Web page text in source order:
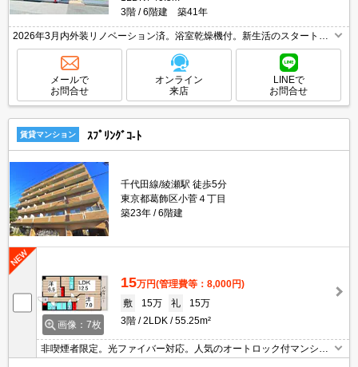
3階
6階建 築41年
2026年3月内外装リノベーション済。浴室乾燥機付。新生活のスタートは
ここから。追い焚き機能付きバス。TVインターホン付き。クローゼット
付。保証委託料（賃料総額に対し、初回額50％、月額2％）。
メールで
お問合せ
オンライン
来店
LINEで
お問合せ
賃貸マンション ｽﾌﾟﾘﾝｸﾞｺ-ﾄ
千代田線/綾瀬駅 徒歩5分
東京都葛飾区小菅４丁目
築23年
6階建
画像：7枚
15万円(管理費等：8,000円)
敷
15万 礼
15万
3階
2LDK 55.25m²
非喫煙者限定。光ファイバー対応。人気のオートロック付マンショ
ン。買い物便利。千代田線始発駅。経済的な都市ガス使用。仲介手